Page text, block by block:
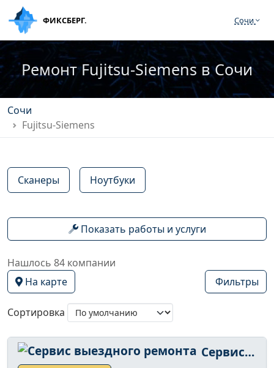
ФИКСБЕРГ. Сочи
Ремонт Fujitsu-Siemens в Сочи
Сочи
Fujitsu-Siemens
Сканеры Ноутбуки
Показать работы и услуги
Нашлось 84 компании
На карте
Фильтры
Сортировка
Сервис выездного ремонта